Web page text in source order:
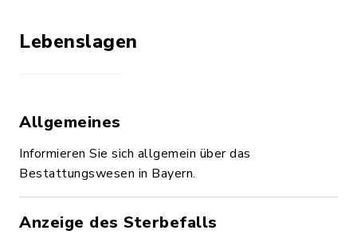
Lebenslagen
Allgemeines
Informieren Sie sich allgemein über das
Bestattungswesen in Bayern.
Anzeige des Sterbefalls